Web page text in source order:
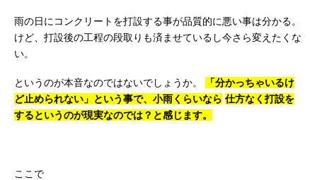
雨の日にコンクリートを打設する事が品質的に悪い事は分かる。
けど、打設後の工程の段取りも済ませているし今さら変えたくな
い。
というのが本音なのではないでしょうか。
「分かっちゃいるけ
ど止められない」という事で、小雨くらいなら 仕方なく打設を
するというのが現実なのでは？と感じます。
ここで